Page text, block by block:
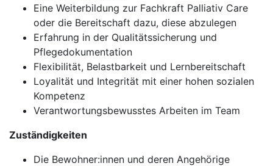
Eine Weiterbildung zur Fachkraft Palliativ Care
oder die Bereitschaft dazu, diese abzulegen
Erfahrung in der Qualitätssicherung und
Pflegedokumentation
Flexibilität, Belastbarkeit und Lernbereitschaft
Loyalität und Integrität mit einer hohen sozialen
Kompetenz
Verantwortungsbewusstes Arbeiten im Team
Zuständigkeiten
Die Bewohner:innen und deren Angehörige